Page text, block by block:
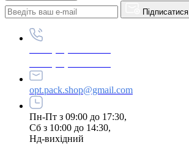
Підписатися
opt.pack.shop@gmail.com
Пн-Пт з 09:00 до 17:30,
Сб з 10:00 до 14:30,
Нд-вихідний